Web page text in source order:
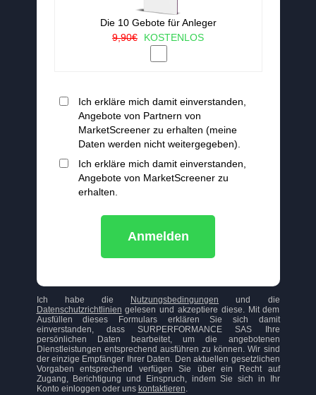
Die 10 Gebote für Anleger
9,90€
KOSTENLOS
Ich erkläre mich damit einverstanden,
Angebote von Partnern von
MarketScreener zu erhalten (meine
Daten werden nicht weitergegeben).
Ich erkläre mich damit einverstanden,
Angebote von MarketScreener zu
erhalten.
Anmelden
Ich habe die Nutzungsbedingungen und die
Datenschutzrichtlinien gelesen und akzeptiere diese. Mit dem
Ausfüllen dieses Formulars erklären Sie sich damit
einverstanden, dass SURPERFORMANCE SAS Ihre
persönlichen Daten bearbeitet, um die angebotenen
Dienstleistungen entsprechend ausführen zu können. Wir sind
der einzige Empfänger Ihrer Daten. Den aktuellen gesetzlichen
Vorgaben entsprechend verfügen Sie über ein Recht auf
Zugang, Berichtigung und Einspruch, indem Sie sich in Ihr
Konto einloggen oder uns kontaktieren.